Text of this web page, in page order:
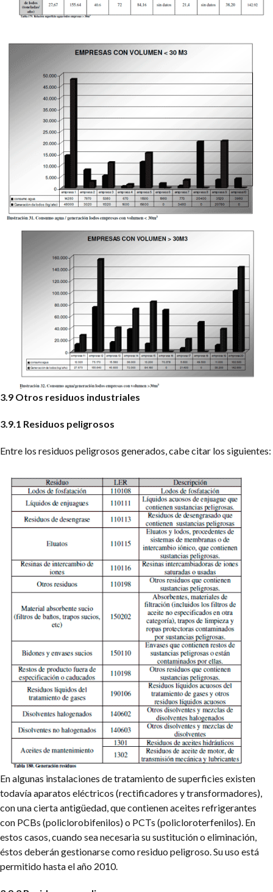
3.9 Otros residuos industriales
3.9.1 Residuos peligrosos
Entre los residuos peligrosos generados, cabe citar los siguientes:
En algunas instalaciones de tratamiento de superficies existen
todavía aparatos eléctricos (rectificadores y transformadores),
con una cierta antigüedad, que contienen aceites refrigerantes
con PCBs (policlorobifenilos) o PCTs (policloroterfenilos). En
estos casos, cuando sea necesaria su sustitución o eliminación,
éstos deberán gestionarse como residuo peligroso. Su uso está
permitido hasta el año 2010.